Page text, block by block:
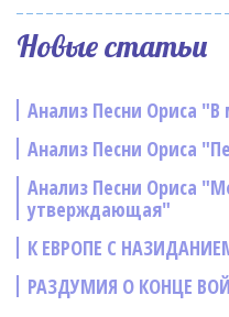
Новые статьи
Анализ Песни Ориса
Анализ Песни Ориса
Анализ Песни Ориса
утверждающая"
К ЕВРОПЕ С
РАЗДУМИЯ О КОНЦЕ